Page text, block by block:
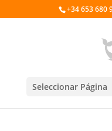
+34 653 680
Seleccionar Página